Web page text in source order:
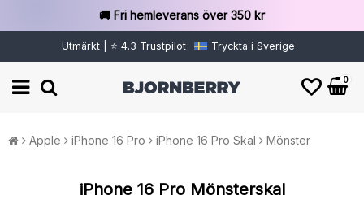
🚚 Fri hemleverans över 350 kr
Utmärkt | ⭐ 4.3 Trustpilot Tryckta i Sverige
0
Apple iPhone 16 Pro iPhone 16 Pro Skal Mönster
iPhone 16 Pro Mönsterskal